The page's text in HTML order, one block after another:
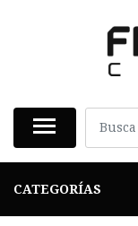
CATEGORÍAS